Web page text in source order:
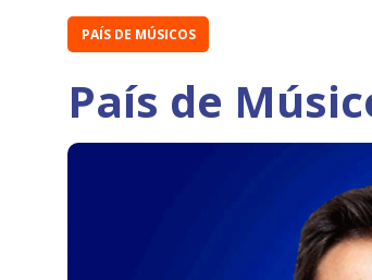
PAÍS DE MÚSICOS
País de